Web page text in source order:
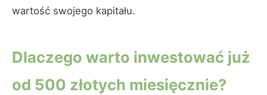
wartość swojego kapitału.
Dlaczego warto inwestować już
od 500 złotych miesięcznie?